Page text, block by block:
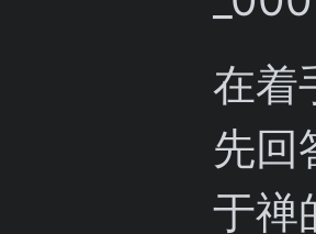
在着
先回
于禅